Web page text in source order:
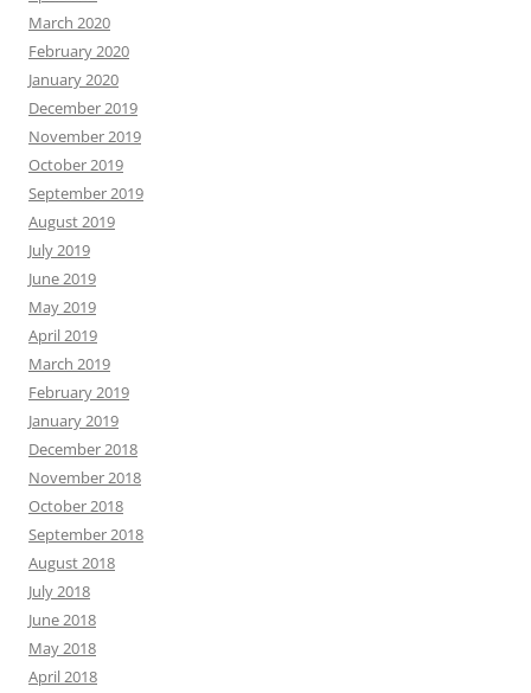
March 2020
February 2020
January 2020
December 2019
November 2019
October 2019
September 2019
August 2019
July 2019
June 2019
May 2019
April 2019
March 2019
February 2019
January 2019
December 2018
November 2018
October 2018
September 2018
August 2018
July 2018
June 2018
May 2018
April 2018